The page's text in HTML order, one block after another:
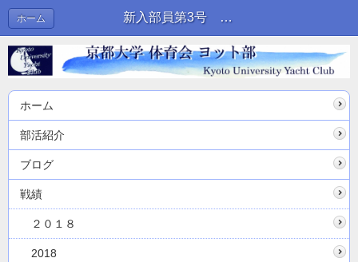
新入部員第3号 トムくん！ | ブログ
ホーム
ホーム
部活紹介
ブログ
戦績
２０１８
2018